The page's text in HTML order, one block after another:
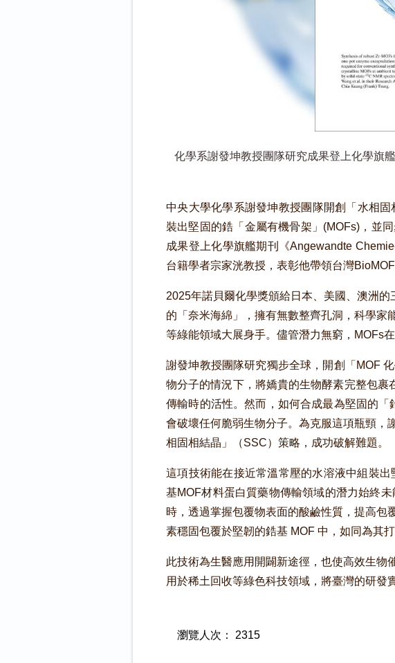
化學系謝發坤教授團隊研究成果登上化學旗
中央大學化學系謝發坤教授團隊開創「水相
裝出堅固的鋯「金屬有機骨架」(MOFs)，並
成果登上化學旗艦期刊《Angewandte
台籍學者宗家洸教授，表彰他帶領台灣BioMOF
2025年諾貝爾化學獎頒給日本、美國、澳洲
的「奈米海綿」，擁有無數整齊孔洞，科學
等綠能領域大展身手。儘管潛力無窮，MOFs
謝發坤教授團隊研究獨步全球，開創「MOF
物分子的情況下，將嬌貴的生物酵素完整包
傳輸時的活性。然而，如何合成最為堅固的
會破壞任何脆弱生物分子。為克服這項瓶頸，
相固相結晶」（SSC）策略，成功破解難題。
這項技術能在接近常溫常壓的水溶液中組裝
基MOF材料蛋白質藥物傳輸領域的潛力始終
時，透過掌握包覆物表面的酸鹼性質，提高
素穩固包覆於堅韌的鋯基 MOF 中，如同為其打
此技術為生醫應用開闢新途徑，也使高效生
用於稀土回收等綠色科技領域，將臺灣的研發
瀏覽人次： 2315